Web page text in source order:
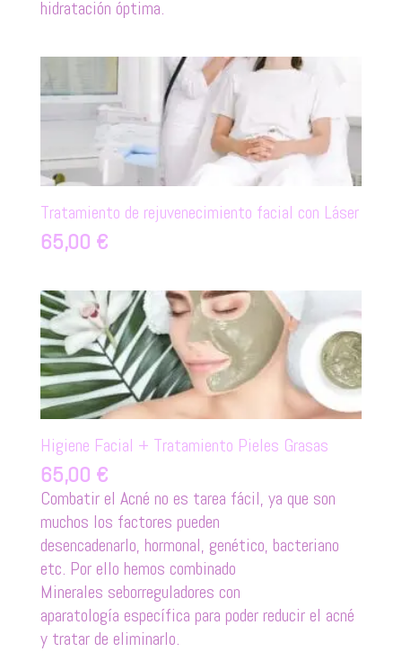
hidratación óptima.
Tratamiento de rejuvenecimiento facial con Láser
65,00 €
Higiene Facial + Tratamiento Pieles Grasas
65,00 €
Combatir el Acné no es tarea fácil, ya que son
muchos los factores pueden
desencadenarlo, hormonal, genético, bacteriano
etc. Por ello hemos combinado
Minerales seborreguladores con
aparatología específica para poder reducir el acné
y tratar de eliminarlo.